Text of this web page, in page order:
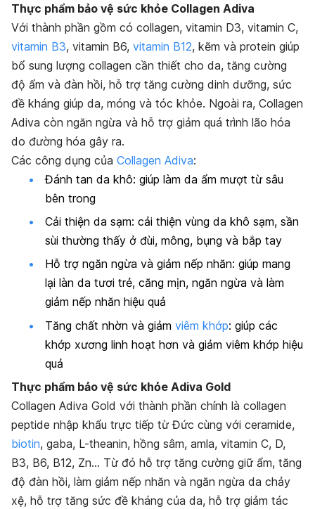
Thực phẩm bảo vệ sức khỏe Collagen Adiva
Với thành phần gồm có collagen, vitamin D3, vitamin C,
vitamin B3, vitamin B6, vitamin B12, kẽm và protein giúp
bổ sung lượng collagen cần thiết cho da, tăng cường
độ ẩm và đàn hồi, hỗ trợ tăng cường dinh dưỡng, sức
đề kháng giúp da, móng và tóc khỏe. Ngoài ra, Collagen
Adiva còn ngăn ngừa và hỗ trợ giảm quá trình lão hóa
do đường hóa gây ra.
Các công dụng của Collagen Adiva:
Đánh tan da khô: giúp làm da ẩm mượt từ sâu
bên trong
Cải thiện da sạm: cải thiện vùng da khô sạm, sần
sùi thường thấy ở đùi, mông, bụng và bắp tay
Hỗ trợ ngăn ngừa và giảm nếp nhăn: giúp mang
lại làn da tươi trẻ, căng mịn, ngăn ngừa và làm
giảm nếp nhăn hiệu quả
Tăng chất nhờn và giảm viêm khớp: giúp các
khớp xương linh hoạt hơn và giảm viêm khớp hiệu
quả
Thực phẩm bảo vệ sức khỏe Adiva Gold
Collagen Adiva Gold với thành phần chính là collagen
peptide nhập khẩu trực tiếp từ Đức cùng với ceramide,
biotin, gaba, L-theanin, hồng sâm, amla, vitamin C, D,
B3, B6, B12, Zn… Từ đó hỗ trợ tăng cường giữ ẩm, tăng
độ đàn hồi, làm giảm nếp nhăn và ngăn ngừa da chảy
xệ, hỗ trợ tăng sức đề kháng của da, hỗ trợ giảm tác